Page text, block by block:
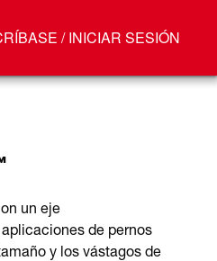
/ INICIAR SESIÓN
un eje
de pernos
y los vástagos de